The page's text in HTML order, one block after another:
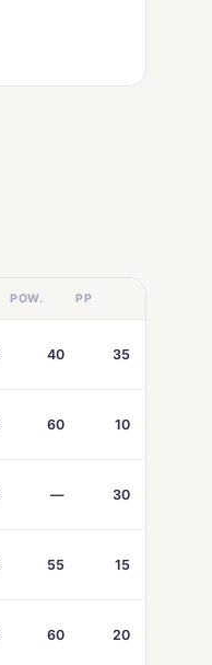
POW. PP
40 35
60 10
— 30
55 15
60 20